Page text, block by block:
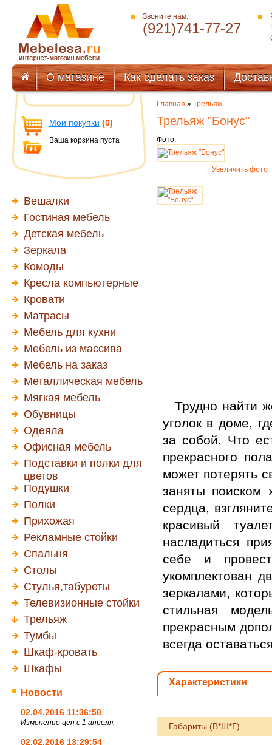
Звоните нам:
(921)741-77-27
О магазине Как сделать заказ
Мои покупки (0)
Ваша корзина пуста
Вешалки
Гостиная мебель
Детская мебель
Зеркала
Комоды
Кресла компьютерные
Кровати
Матрасы
Мебель для кухни
Мебель из массива
Мебель на заказ
Металлическая мебель
Мягкая мебель
Обувницы
Одеяла
Офисная мебель
Подставки и полки для
цветов
Подушки
Полки
Прихожая
Рекламные стойки
Спальня
Столы
Стулья,табуреты
Телевизионные стойки
Трельяж
Тумбы
Шкаф-кровать
Шкафы
Новости
02.04.2016 11:36:58
Изменение цен с 1 апреля.
02.02.2016 13:29:54
Главная » Трельяж
Трельяж "Бонус"
Фото:
Увеличить фото
Трудно найти
уголок в доме,
за собой. Что
прекрасного
может потерять
заняты поиском
сердца,
красивый
насладиться
себе и
укомплектован
зеркалами,
стильная
прекрасным
всегда
Характеристики
Габариты (В*Ш*Г)